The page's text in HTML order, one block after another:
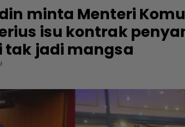
minta Menteri
isu kontrak
tak jadi mangsa